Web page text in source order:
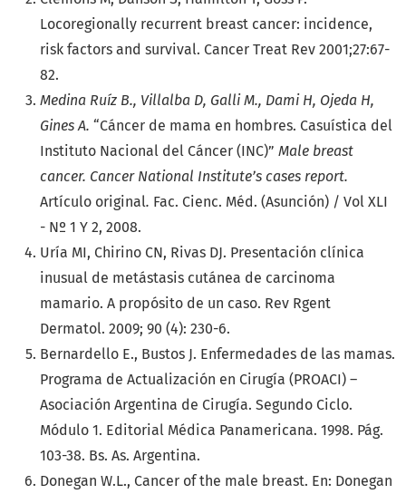
Locoregionally recurrent breast cancer: incidence,
risk factors and survival. Cancer Treat Rev 2001;27:67-
82.
Medina Ruíz B., Villalba D, Galli M., Dami H, Ojeda H,
Gines A. “Cáncer de mama en hombres. Casuística del
Instituto Nacional del Cáncer (INC)” Male breast
cancer. Cancer National Institute’s cases report.
Artículo original. Fac. Cienc. Méd. (Asunción) / Vol XLI
- Nº 1 Y 2, 2008.
Uría MI, Chirino CN, Rivas DJ. Presentación clínica
inusual de metástasis cutánea de carcinoma
mamario. A propósito de un caso. Rev Rgent
Dermatol. 2009; 90 (4): 230-6.
Bernardello E., Bustos J. Enfermedades de las mamas.
Programa de Actualización en Cirugía (PROACI) –
Asociación Argentina de Cirugía. Segundo Ciclo.
Módulo 1. Editorial Médica Panamericana. 1998. Pág.
103-38. Bs. As. Argentina.
Donegan W.L., Cancer of the male breast. En: Donegan